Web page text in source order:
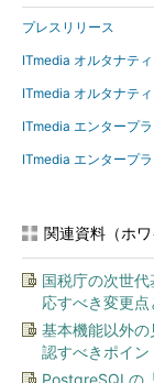
プレスリリース
ITmedia オルタナテ
ITmedia オルタナテ
ITmedia エンタープ
ITmedia エンタープ
関連資料（ホワ
国税庁の次世
応すべき変更点
基本機能以外
認すべきポイン
PostgreSQLの